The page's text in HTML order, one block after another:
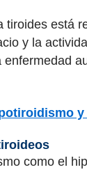
tiroides está
y la
enfermedad
como el